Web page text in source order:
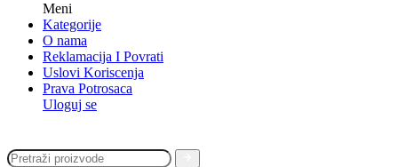
Meni
Kategorije
O nama
Reklamacija I Povrati
Uslovi Koriscenja
Prava Potrosaca
Uloguj se